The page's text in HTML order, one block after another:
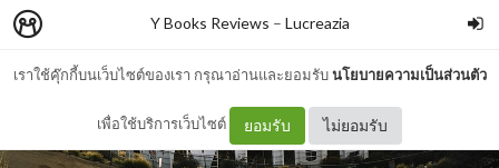
เราใช้คุ๊กกี้บนเว็บไซต์ของเรา กรุณาอ่านและยอมรับนโยบายความเป็นส่วนตัว
เพื่อใช้บริการเว็บไซต์ ยอมรับ ไม่ยอมรับ
Y Books Reviews – Lucreazia